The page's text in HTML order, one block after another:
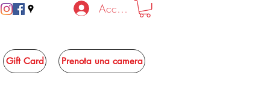
Accedi
Gift Card Prenota una camera